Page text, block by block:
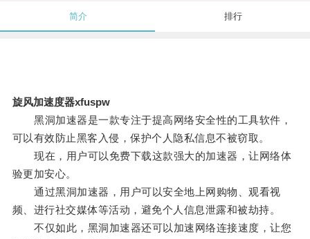
简介 排行
旋风加速度器xfuspw
黑洞加速器是一款专注于提高网络安全性的工具软件，
可以有效防止黑客入侵，保护个人隐私信息不被窃取。
现在，用户可以免费下载这款强大的加速器，让网络体
验更加安心。
通过黑洞加速器，用户可以安全地上网购物、观看视
频、进行社交媒体等活动，避免个人信息泄露和被劫持。
不仅如此，黑洞加速器还可以加速网络连接速度，让您